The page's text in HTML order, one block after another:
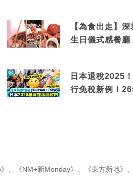
【為食出走】
生日儀式感餐廳
日本退稅2025
行免稅新例！26
《NM+新Monday》 《東方新地》